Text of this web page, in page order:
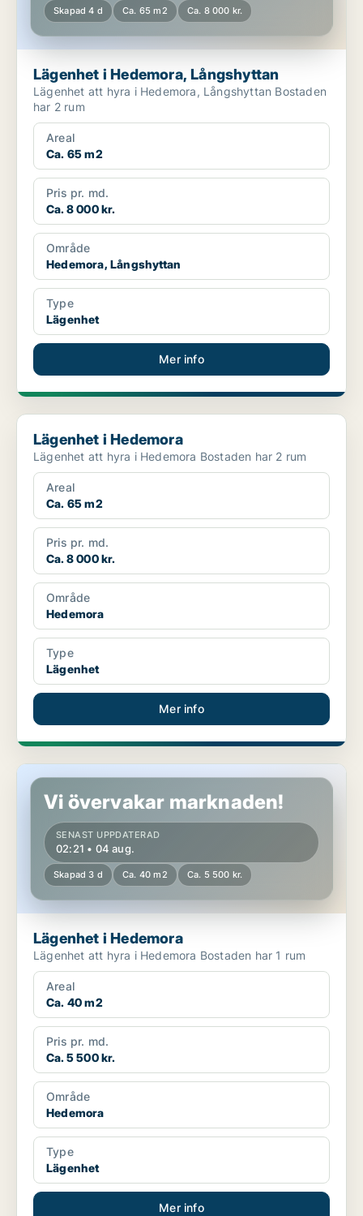
Skapad 4 d Ca. 65 m2 Ca. 8 000 kr.
Lägenhet i Hedemora, Långshyttan
Lägenhet att hyra i Hedemora, Långshyttan Bostaden
har 2 rum
Areal
Ca. 65 m2
Pris pr. md.
Ca. 8 000 kr.
Område
Hedemora, Långshyttan
Type
Lägenhet
Mer info
Lägenhet i Hedemora
Lägenhet i Hedemora
Lägenhet att hyra i Hedemora Bostaden har 2 rum
Areal
Ca. 65 m2
Pris pr. md.
Ca. 8 000 kr.
Område
Hedemora
Type
Lägenhet
Mer info
Lägenhet i Hedemora
Vi övervakar marknaden!
SENAST UPPDATERAD
02:21 • 04 aug.
Skapad 3 d Ca. 40 m2 Ca. 5 500 kr.
Lägenhet i Hedemora
Lägenhet att hyra i Hedemora Bostaden har 1 rum
Areal
Ca. 40 m2
Pris pr. md.
Ca. 5 500 kr.
Område
Hedemora
Type
Lägenhet
Mer info